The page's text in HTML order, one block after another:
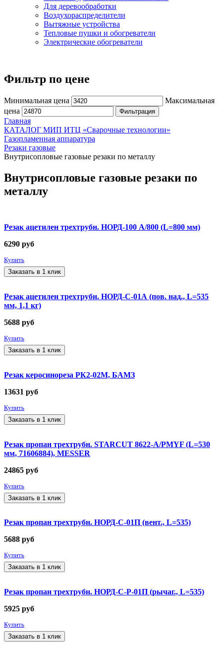
Для деревообработки
Воздухораспределители
Вытяжные устройства
Тепловые пушки и обогреватели
Электрические обогреватели
Фильтр по цене
Минимальная цена
Максимальная
цена
Фильтрация
Главная
КАТАЛОГ МИП ИТЦ «Сварочные технологии»
Газопламенная аппаратура
Резаки газовые
Внутрисопловые газовые резаки по металлу
Внутрисопловые газовые резаки по
металлу
Резак ацетилен трехтрубн. НОРД-100 А/800 (L=800 мм)
6290 руб
Купить
Заказать в 1 клик
Резак ацетилен трехтрубн. НОРД-С-01А (пов. над., L=535
мм, 1,1 кг)
5688 руб
Купить
Заказать в 1 клик
Резак керосинореза РК2-02М, БАМЗ
13631 руб
Купить
Заказать в 1 клик
Резак пропан трехтрубн. STARCUT 8622-A/PMYF (L=530
мм, 71606884), MESSER
24865 руб
Купить
Заказать в 1 клик
Резак пропан трехтрубн. НОРД-С-01П (вент., L=535)
5688 руб
Купить
Заказать в 1 клик
Резак пропан трехтрубн. НОРД-С-Р-01П (рычаг., L=535)
5925 руб
Купить
Заказать в 1 клик